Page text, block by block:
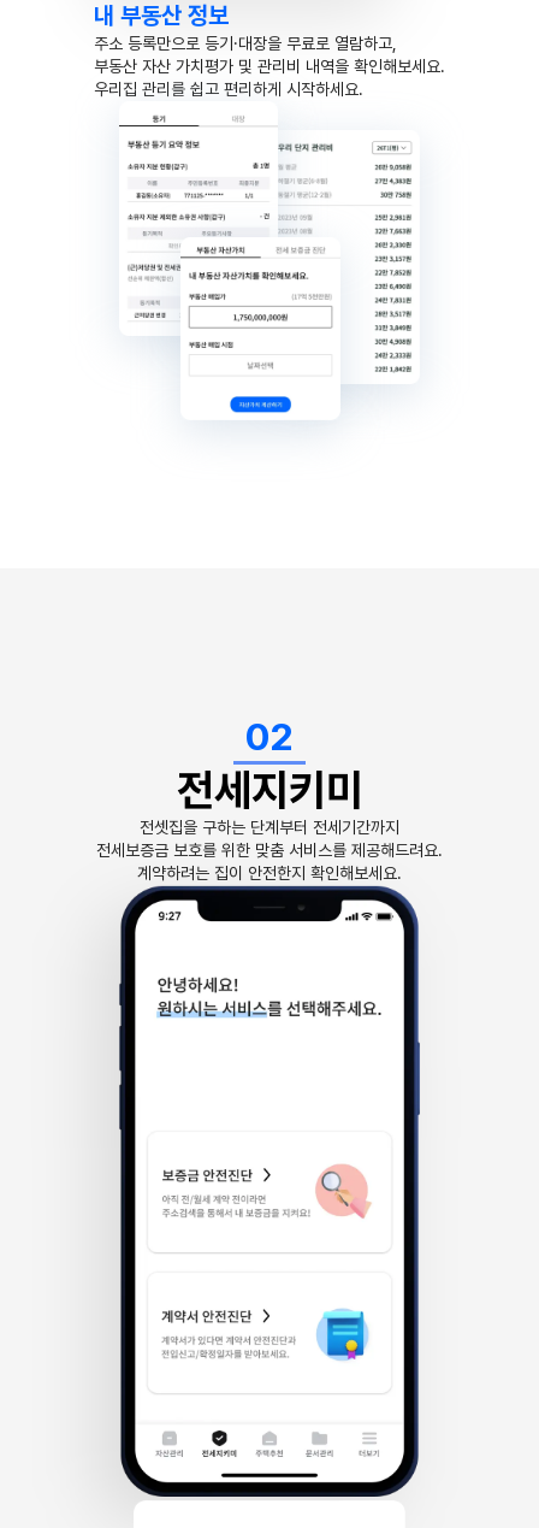
내 부동산 정보
주소 등록만으로 등기·대장을 무료로 열람하고,
부동산 자산 가치평가 및 관리비 내역을 확인해보세요.
우리집 관리를 쉽고 편리하게 시작하세요.
02
전세지키미
전셋집을 구하는 단계부터 전세기간까지
전세보증금 보호를 위한 맞춤 서비스를 제공해드려요.
계약하려는 집이 안전한지 확인해보세요.